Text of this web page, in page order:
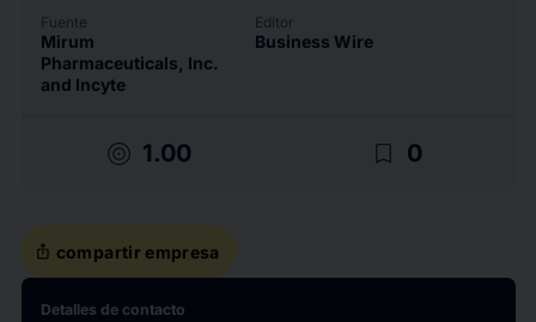
Fuente
Mirum
Pharmaceuticals, Inc.
and Incyte
Editor
Business Wire
target 1.00 bookmark_border 0
ios_share compartir empresa
Detalles de contacto